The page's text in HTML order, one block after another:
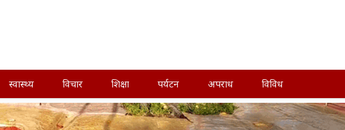
स्वास्थ्य विचार शिक्षा पर्यटन अपराध विविध